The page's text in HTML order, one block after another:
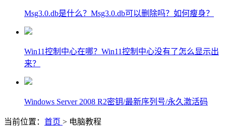
Msg3.0.db是什么？Msg3.0.db可以删除吗？如何瘦身？
Win11控制中心在哪？Win11控制中心没有了怎么显示出
来？
Windows Server 2008 R2密钥/最新序列号/永久激活码
当前位置： 首页 > 电脑教程